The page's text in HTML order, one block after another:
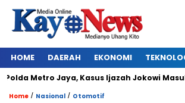
HOME DAERAH EKONOMI
Metro Jaya, Kasus Ijazah Jokowi Masuk
Home / Nasional / Otomotif